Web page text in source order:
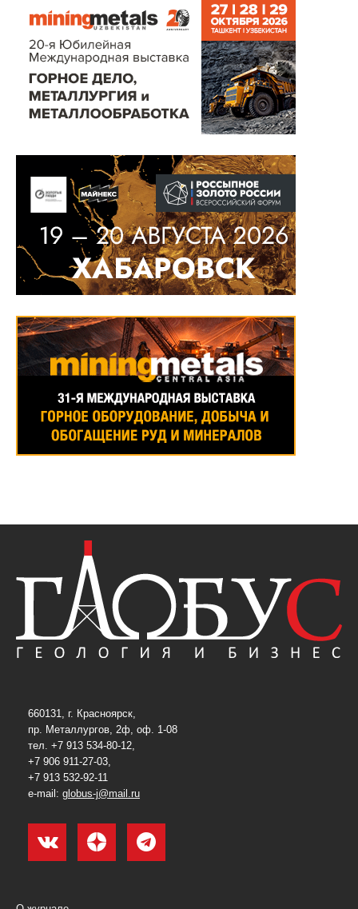
660131, г. Красноярск,
пр. Металлургов, 2ф, оф. 1-08
тел. +7 913 534-80-12,
+7 906 911-27-03,
+7 913 532-92-11
e-mail: globus-j@mail.ru